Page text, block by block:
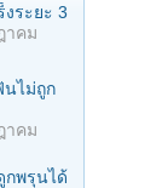
ระยะ 3
าคม
นไม่ถูก
าคม
กพรุนได้